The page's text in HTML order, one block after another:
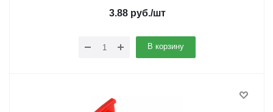
3.88руб./шт
В корзину